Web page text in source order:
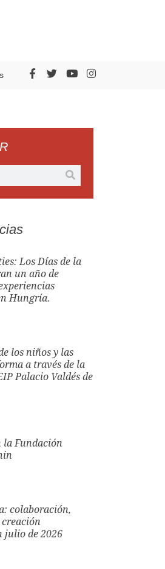
Los Días de la
un año de
Hungría.
los niños y las
a través de la
Palacio Valdés de
la Fundación
colaboración,
julio de 2026